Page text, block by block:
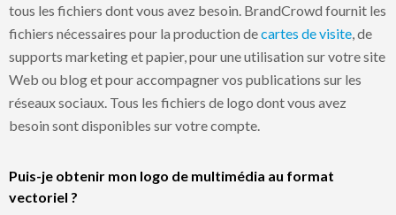
tous les fichiers dont vous avez besoin. BrandCrowd fournit les
fichiers nécessaires pour la production decartes de visite , de
supports marketing et papier, pour une utilisation sur votre site
Web ou blog et pour accompagner vos publications sur les
réseaux sociaux. Tous les fichiers de logo dont vous avez
besoin sont disponibles sur votre compte.
Puis-je obtenir mon logo de multimédia au format
vectoriel ?